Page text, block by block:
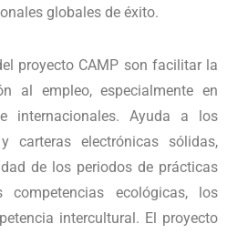
globales de éxito.
proyecto CAMP son facilitar la
al empleo, especialmente en
internacionales. Ayuda a los
carteras electrónicas sólidas,
de los periodos de prácticas
ecológicas, los
intercultural. El proyecto